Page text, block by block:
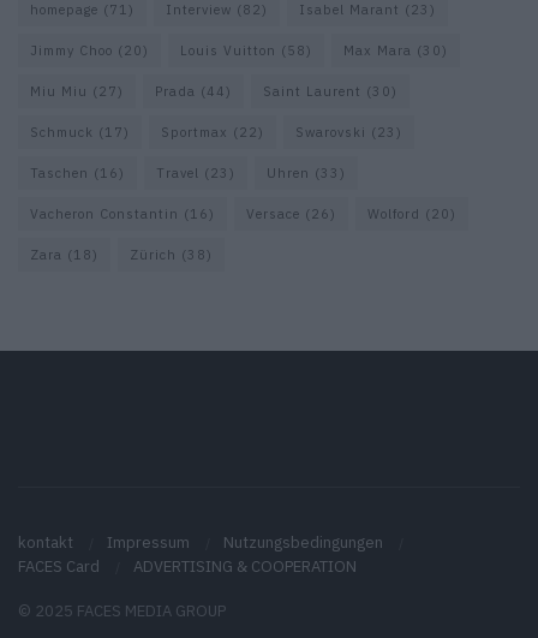
homepage (71) Interview (82) Isabel Marant (23)
Jimmy Choo (20) Louis Vuitton (58) Max Mara (30)
Miu Miu (27) Prada (44) Saint Laurent (30)
Schmuck (17) Sportmax (22) Swarovski (23)
Taschen (16) Travel (23) Uhren (33)
Vacheron Constantin (16) Versace (26) Wolford (20)
Zara (18) Zürich (38)
kontakt Impressum
Nutzungsbedingungen
FACES Card
ADVERTISING & COOPERATION
© 2025 FACES MEDIA GROUP